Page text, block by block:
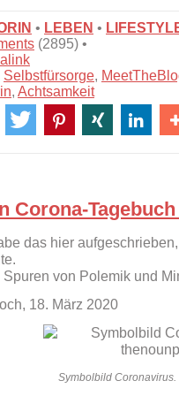
• LEBEN •
(2895) •
Selbstfürsorge,
, Achtsamkeit
Corona-Tagebuch
das hier
Spuren von Polemik und
18. März 2020
Symbolbild